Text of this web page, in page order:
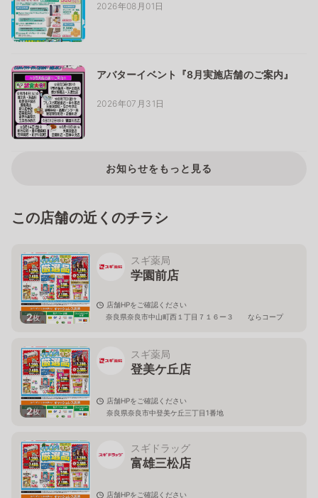
2026年08月01日
アバターイベント『8月実施店舗のご案内』
2026年07月31日
お知らせをもっと見る
この店舗の近くのチラシ
2枚
スギ薬局
学園前店
店舗HPをご確認ください
奈良県奈良市中山町西１丁目７１６ー３ ならコープ
2枚
スギ薬局
登美ケ丘店
店舗HPをご確認ください
奈良県奈良市中登美ケ丘三丁目1番地
スギドラッグ
富雄三松店
店舗HPをご確認ください